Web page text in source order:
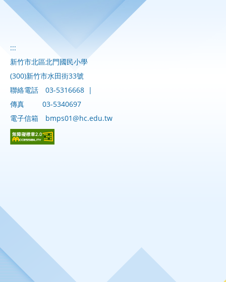
:::
新竹市北區北門國民小學
(300)新竹市水田街33號
聯絡電話
03-5316668 |
傳真
03-5340697
電子信箱
bmps01@hc.edu.tw